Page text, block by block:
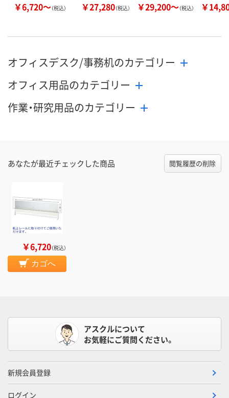
￥6,720～（税込） ￥27,280（税込） ￥29,200～（税込） ￥
オフィスデスク/事務机のカテゴリー
オフィス用品のカテゴリー
作業・研究用品のカテゴリー
あなたが最近チェックした商品 閲覧履歴の削除
￥6,720（税込）
カゴへ
アスクルについて
お気軽にご質問ください。
新規会員登録
ログイン